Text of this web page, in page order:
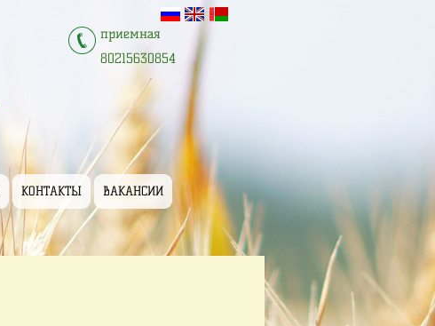
приемная
80215630854
КОНТАКТЫ ВАКАНСИИ